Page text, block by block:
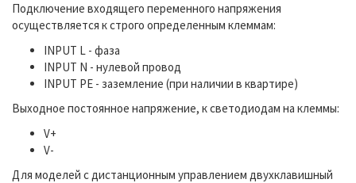
Подключение входящего переменного напряжения
осуществляется к строго определенным клеммам:
INPUT L - фаза
INPUT N - нулевой провод
INPUT PE - заземление (при наличии в квартире)
Выходное постоянное напряжение, к светодиодам на клеммы:
V+
V-
Для моделей с дистанционным управлением двухклавишный